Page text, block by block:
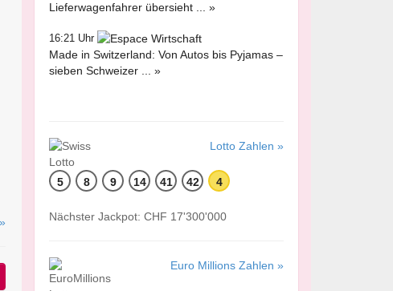
Lieferwagenfahrer übersieht ... »
16:21 Uhr
Made in Switzerland: Von Autos bis Pyjamas –
sieben Schweizer ... »
Lotto Zahlen »
5 8 9 14 41 42 4
Nächster Jackpot: CHF 17'300'000
Euro Millions Zahlen »